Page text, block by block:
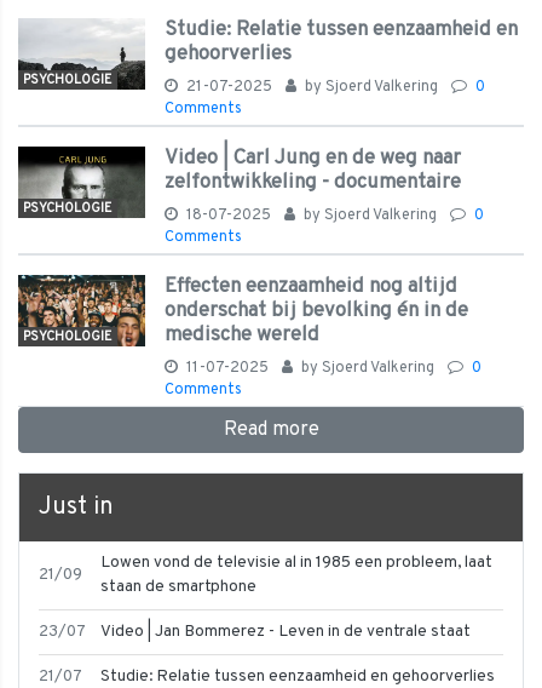
PSYCHOLOGIE
Studie: Relatie tussen eenzaamheid en
gehoorverlies
21-07-2025 by Sjoerd Valkering
0
Comments
PSYCHOLOGIE
Video | Carl Jung en de weg naar
zelfontwikkeling - documentaire
18-07-2025 by Sjoerd Valkering
0
Comments
PSYCHOLOGIE
Effecten eenzaamheid nog altijd
onderschat bij bevolking én in de
medische wereld
11-07-2025 by Sjoerd Valkering
0
Comments
Read more
Just in
21/09
Lowen vond de televisie al in 1985 een probleem, laat
staan de smartphone
23/07 Video | Jan Bommerez - Leven in de ventrale staat
21/07 Studie: Relatie tussen eenzaamheid en gehoorverlies